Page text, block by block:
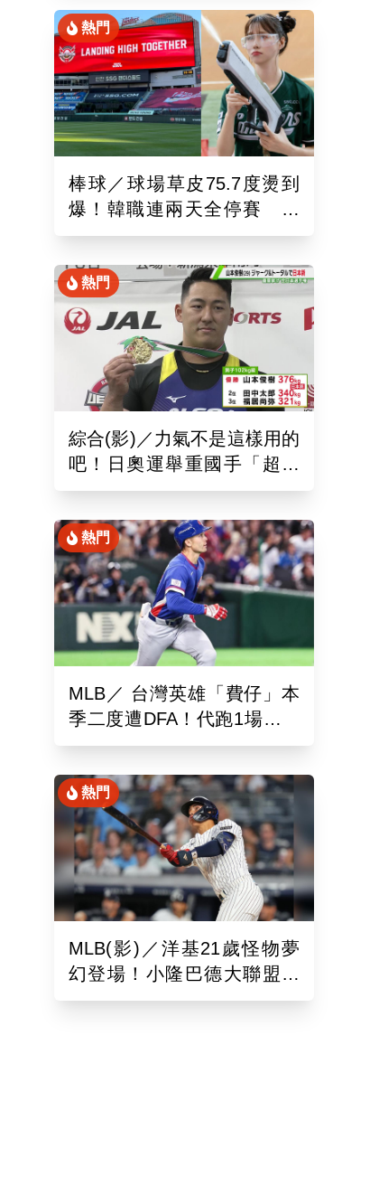
熱門
棒球／球場草皮75.7度燙到
爆！韓職連兩天全停賽 工
作人員、球迷頻傳熱傷害
熱門
綜合(影)／力氣不是這樣用的
吧！日奧運舉重國手「超商
偷雞蛋」被活逮把店員推到
熱門
MLB／ 台灣英雄「費仔」本
季二度遭DFA！代跑1場沒有
打擊機會...
熱門
MLB(影)／洋基21歲怪物夢
幻登場！小隆巴德大聯盟首
秀開轟 弟弟職業首戰也炸